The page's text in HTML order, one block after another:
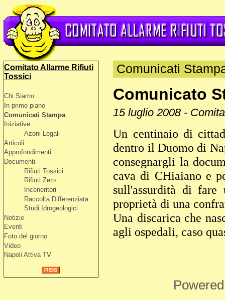
Comitato Allarme Rifiuti
Tossici
Chi Siamo
In primo piano
Comunicati Stampa
Iniziative
Azoni Legali
Articoli
Approfondimenti
Documenti
Rifiuti Tossici
Rifiuti Zero
Inceneritori
Raccolta Differenziata
Studi Idrogeologici
Notizie
Eventi
Foto del giorno
Video
Napoli Attiva TV
Comunicati
Comunicato
15 luglio 2008 -
Un centinaio di
dentro il Duomo di
consegnargli la
cava di CHiaiano e
sull'assurdità di
proprietà di una
Una discarica che
agli ospedali, caso